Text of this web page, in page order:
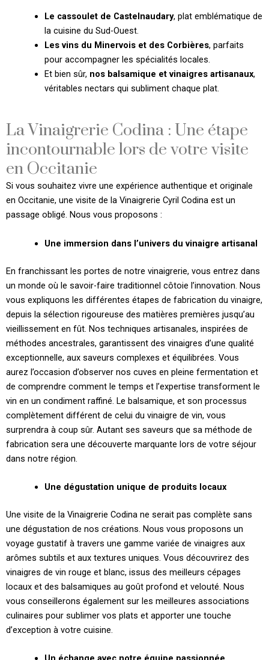
Le cassoulet de Castelnaudary, plat emblématique de
la cuisine du Sud-Ouest.
Les vins du Minervois et des Corbières, parfaits
pour accompagner les spécialités locales.
Et bien sûr, nos balsamique et vinaigres artisanaux,
véritables nectars qui subliment chaque plat.
La Vinaigrerie Codina : Une étape
incontournable lors de votre visite
en Occitanie
Si vous souhaitez vivre une expérience authentique et originale
en Occitanie, une visite de la Vinaigrerie Cyril Codina est un
passage obligé. Nous vous proposons :
Une immersion dans l’univers du vinaigre artisanal
En franchissant les portes de notre vinaigrerie, vous entrez dans
un monde où le savoir-faire traditionnel côtoie l’innovation. Nous
vous expliquons les différentes étapes de fabrication du vinaigre,
depuis la sélection rigoureuse des matières premières jusqu’au
vieillissement en fût. Nos techniques artisanales, inspirées de
méthodes ancestrales, garantissent des vinaigres d’une qualité
exceptionnelle, aux saveurs complexes et équilibrées. Vous
aurez l’occasion d’observer nos cuves en pleine fermentation et
de comprendre comment le temps et l’expertise transforment le
vin en un condiment raffiné. Le balsamique, et son processus
complètement différent de celui du vinaigre de vin, vous
surprendra à coup sûr. Autant ses saveurs que sa méthode de
fabrication sera une découverte marquante lors de votre séjour
dans notre région.
Une dégustation unique de produits locaux
Une visite de la Vinaigrerie Codina ne serait pas complète sans
une dégustation de nos créations. Nous vous proposons un
voyage gustatif à travers une gamme variée de vinaigres aux
arômes subtils et aux textures uniques. Vous découvrirez des
vinaigres de vin rouge et blanc, issus des meilleurs cépages
locaux et des balsamiques au goût profond et velouté. Nous
vous conseillerons également sur les meilleures associations
culinaires pour sublimer vos plats et apporter une touche
d’exception à votre cuisine.